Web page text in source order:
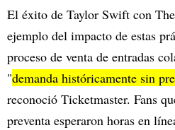
El éxito de Taylor Swift con
ejemplo del impacto de estas
proceso de venta de entradas
"demanda históricamente sin
reconoció Ticketmaster. Fans
preventa esperaron horas en